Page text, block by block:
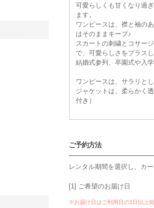
可愛らしくも甘くなり過
ます。
ワンピースは、襟と袖の
はそのままキープ♪
スカートの刺繍とコサー
で、可愛らしさをプラスし
結婚式参列、卒園式や入
ワンピースは、サラリとし
ジャケットは、柔らかく
付き）
ご予約方法
レンタル期間を選択し、カ
[1] ご希望のお届け日
※お届け日はご利用日の1日以上前